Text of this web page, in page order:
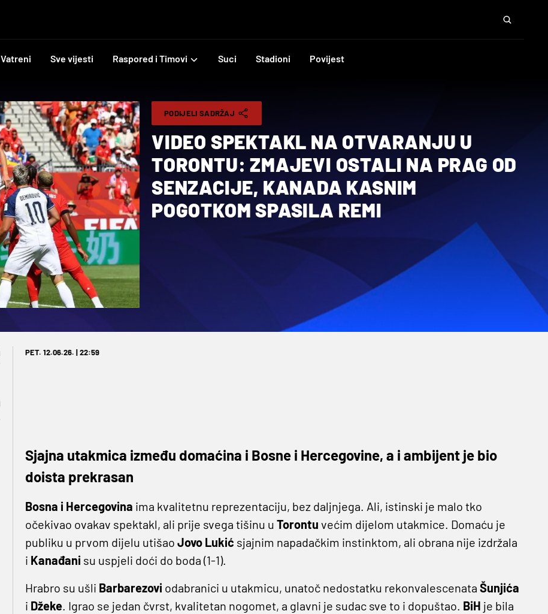
Vatreni Sve vijesti Raspored i Timovi Suci Stadioni Povijest
PODIJELI SADRŽAJ
VIDEO SPEKTAKL NA OTVARANJU U
TORONTU: ZMAJEVI OSTALI NA PRAG OD
SENZACIJE, KANADA KASNIM
POGOTKOM SPASILA REMI
PET. 12.06.26. | 22:59
Sjajna utakmica između domaćina i Bosne i Hercegovine, a i ambijent je bio
doista prekrasan
Bosna i Hercegovina ima kvalitetnu reprezentaciju, bez daljnjega. Ali, istinski je malo tko
očekivao ovakav spektakl, ali prije svega tišinu u Torontu većim dijelom utakmice. Domaću je
publiku u prvom dijelu utišao Jovo Lukić sjajnim napadačkim instinktom, ali obrana nije izdržala
i Kanađani su uspjeli doći do boda (1-1).
Hrabro su ušli Barbarezovi odabranici u utakmicu, unatoč nedostatku rekonvalescenata Šunjića
i Džeke. Igrao se jedan čvrst, kvalitetan nogomet, a glavni je sudac sve to i dopuštao. BiH je bila